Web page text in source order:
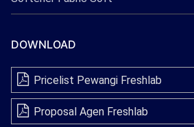
DOWNLOAD
Pricelist Pewangi Freshlab
Proposal Agen Freshlab